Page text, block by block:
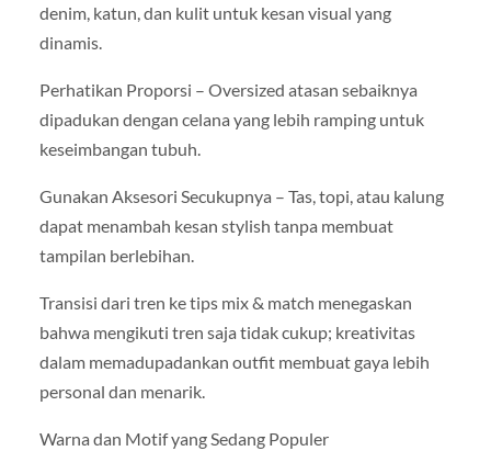
denim, katun, dan kulit untuk kesan visual yang
dinamis.
Perhatikan Proporsi – Oversized atasan sebaiknya
dipadukan dengan celana yang lebih ramping untuk
keseimbangan tubuh.
Gunakan Aksesori Secukupnya – Tas, topi, atau kalung
dapat menambah kesan stylish tanpa membuat
tampilan berlebihan.
Transisi dari tren ke tips mix & match menegaskan
bahwa mengikuti tren saja tidak cukup; kreativitas
dalam memadupadankan outfit membuat gaya lebih
personal dan menarik.
Warna dan Motif yang Sedang Populer